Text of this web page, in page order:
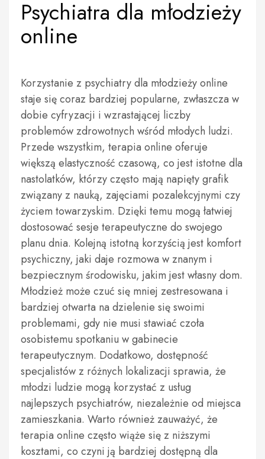
Psychiatra dla młodzieży
online
Korzystanie z psychiatry dla młodzieży online
staje się coraz bardziej popularne, zwłaszcza w
dobie cyfryzacji i wzrastającej liczby
problemów zdrowotnych wśród młodych ludzi.
Przede wszystkim, terapia online oferuje
większą elastyczność czasową, co jest istotne dla
nastolatków, którzy często mają napięty grafik
związany z nauką, zajęciami pozalekcyjnymi czy
życiem towarzyskim. Dzięki temu mogą łatwiej
dostosować sesje terapeutyczne do swojego
planu dnia. Kolejną istotną korzyścią jest komfort
psychiczny, jaki daje rozmowa w znanym i
bezpiecznym środowisku, jakim jest własny dom.
Młodzież może czuć się mniej zestresowana i
bardziej otwarta na dzielenie się swoimi
problemami, gdy nie musi stawiać czoła
osobistemu spotkaniu w gabinecie
terapeutycznym. Dodatkowo, dostępność
specjalistów z różnych lokalizacji sprawia, że
młodzi ludzie mogą korzystać z usług
najlepszych psychiatrów, niezależnie od miejsca
zamieszkania. Warto również zauważyć, że
terapia online często wiąże się z niższymi
kosztami, co czyni ją bardziej dostępną dla